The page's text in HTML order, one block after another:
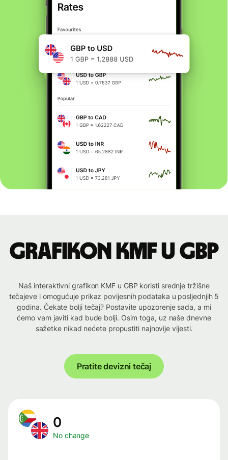
Grafikon KMF u GBP
Naš interaktivni grafikon KMF u GBP koristi srednje tržišne
tečajeve i omogućuje prikaz povijesnih podataka u posljednjih 5
godina. Čekate bolji tečaj? Postavite upozorenje sada, a mi
ćemo vam javiti kad bude bolji. Osim toga, uz naše dnevne
sažetke nikad nećete propustiti najnovije vijesti.
Pratite devizni tečaj
0
No change